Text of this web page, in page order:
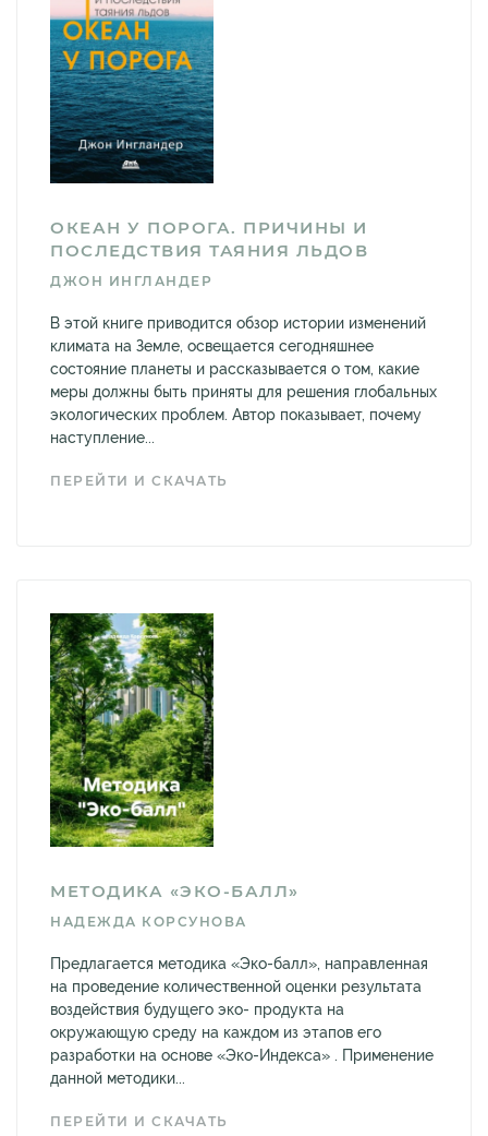
ОКЕАН У ПОРОГА. ПРИЧИНЫ И
ПОСЛЕДСТВИЯ ТАЯНИЯ ЛЬДОВ
ДЖОН ИНГЛАНДЕР
В этой книге приводится обзор истории изменений
климата на Земле, освещается сегодняшнее
состояние планеты и рассказывается о том, какие
меры должны быть приняты для решения глобальных
экологических проблем. Автор показывает, почему
наступление...
ПЕРЕЙТИ И СКАЧАТЬ
МЕТОДИКА «ЭКО-БАЛЛ»
НАДЕЖДА КОРСУНОВА
Предлагается методика «Эко-балл», направленная
на проведение количественной оценки результата
воздействия будущего эко- продукта на
окружающую среду на каждом из этапов его
разработки на основе «Эко-Индекса» . Применение
данной методики...
ПЕРЕЙТИ И СКАЧАТЬ